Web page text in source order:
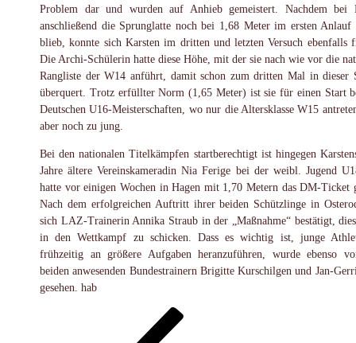
Problem dar und wurden auf Anhieb gemeistert. Nachdem bei
anschließend die Sprunglatte noch bei 1,68 Meter im ersten Anlauf
blieb, konnte sich Karsten im dritten und letzten Versuch ebenfalls
Die Archi-Schülerin hatte diese Höhe, mit der sie nach wie vor die
Rangliste der W14 anführt, damit schon zum dritten Mal in dieser
überquert. Trotz erfüllter Norm (1,65 Meter) ist sie für einen Start
Deutschen U16-Meisterschaften, wo nur die Altersklasse W15
aber noch zu jung.
Bei den nationalen Titelkämpfen startberechtigt ist hingegen
Jahre ältere Vereinskameradin Nia Ferige bei der weibl. Jugend
hatte vor einigen Wochen in Hagen mit 1,70 Metern das DM-Ticket
Nach dem erfolgreichen Auftritt ihrer beiden Schützlinge in
sich LAZ-Trainerin Annika Straub in der „Maßnahme“ bestätigt,
in den Wettkampf zu schicken. Dass es wichtig ist, junge
frühzeitig an größere Aufgaben heranzuführen, wurde ebenso
beiden anwesenden Bundestrainern Brigitte Kurschilgen und Jan-
gesehen. hab
Beitragsnavigation